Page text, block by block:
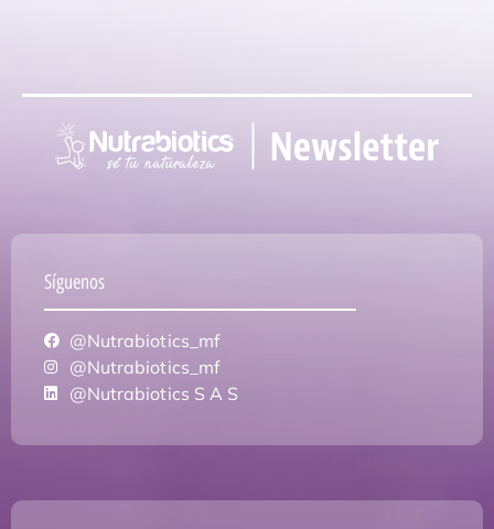
Síguenos
@Nutrabiotics_mf
@Nutrabiotics_mf
@Nutrabiotics S A S